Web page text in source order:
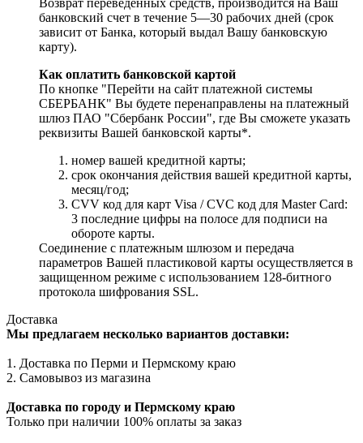
Возврат переведенных средств, производится на Ваш
банковский счет в течение 5—30 рабочих дней (срок
зависит от Банка, который выдал Вашу банковскую
карту).
Как оплатить банковской картой
По кнопке "Перейти на сайт платежной системы
СБЕРБАНК" Вы будете перенаправлены на платежный
шлюз ПАО "Сбербанк России", где Вы сможете указать
реквизиты Вашей банковской карты*.
номер вашей кредитной карты;
cрок окончания действия вашей кредитной карты,
месяц/год;
CVV код для карт Visa / CVC код для Master Card:
3 последние цифры на полосе для подписи на
обороте карты.
Соединение с платежным шлюзом и передача
параметров Вашей пластиковой карты осуществляется в
защищенном режиме с использованием 128-битного
протокола шифрования SSL.
Доставка
Мы предлагаем несколько вариантов доставки:
1. Доставка по Перми и Пермскому краю
2. Самовывоз из магазина
Доставка по городу и Пермскому краю
Только при наличии 100% оплаты за заказ